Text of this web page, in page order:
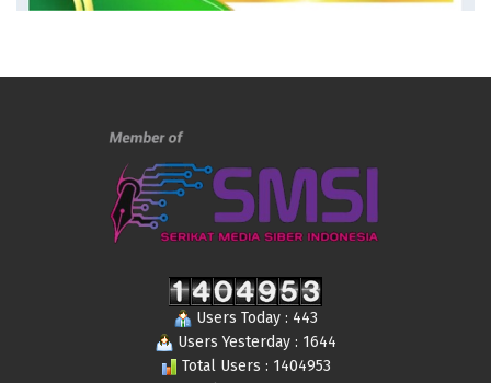
Users Today : 443
Users Yesterday : 1644
Total Users : 1404953